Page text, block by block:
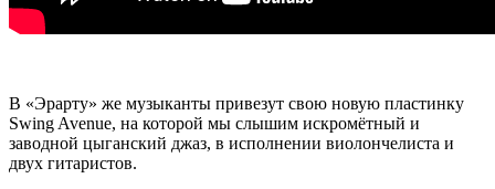
В «Эрарту» же музыканты привезут свою новую пластинку
Swing Avenue, на которой мы слышим искромётный и
заводной цыганский джаз, в исполнении виолончелиста и
двух гитаристов.